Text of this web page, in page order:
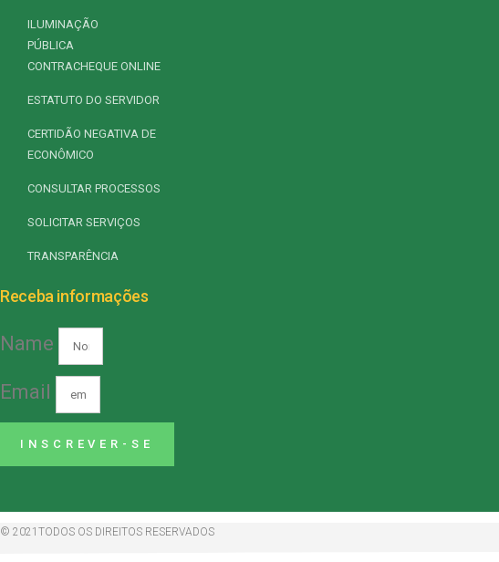
ILUMINAÇÃO
PÚBLICA
CONTRACHEQUE ONLINE
ESTATUTO DO SERVIDOR
CERTIDÃO NEGATIVA DE
ECONÔMICO
CONSULTAR PROCESSOS
SOLICITAR SERVIÇOS
TRANSPARÊNCIA
Receba informações
Name
Email
INSCREVER-SE
© 2021TODOS OS DIREITOS RESERVADOS